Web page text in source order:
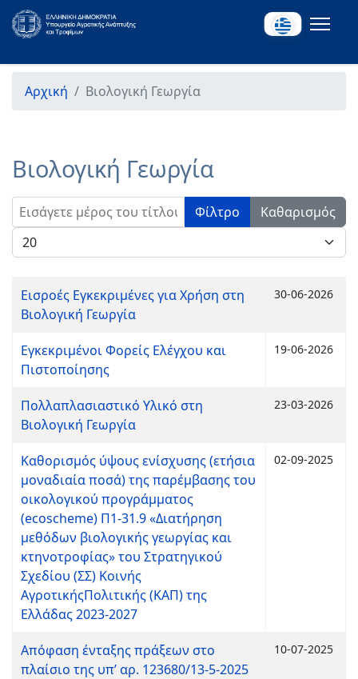
Αρχική Βιολογική Γεωργία
Βιολογική Γεωργία
Εισάγετε μέρος του τίτλου. Φίλτρο
Καθαρισμός
Εμφάνιση #
Εισροές Εγκεκριμένες για Χρήση στη
Βιολογική Γεωργία
30-06-2026
Εγκεκριμένοι Φορείς Ελέγχου και
Πιστοποίησης
19-06-2026
Πολλαπλασιαστικό Υλικό στη
Βιολογική Γεωργία
23-03-2026
Καθορισμός ύψους ενίσχυσης (ετήσια
μοναδιαία ποσά) της παρέμβασης του
οικολογικού προγράμματος
(ecoscheme) Π1-31.9 «Διατήρηση
μεθόδων βιολογικής γεωργίας και
κτηνοτροφίας» του Στρατηγικού
Σχεδίου (ΣΣ) Κοινής
ΑγροτικήςΠολιτικής (ΚΑΠ) της
Ελλάδας 2023-2027
02-09-2025
Απόφαση ένταξης πράξεων στο
πλαίσιο της υπ’ αρ. 123680/13-5-2025
10-07-2025